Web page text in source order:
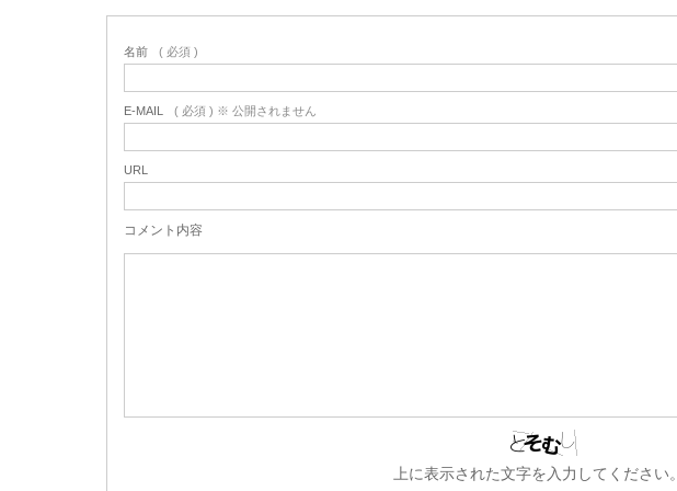
名前 ( 必須 )
E-MAIL ( 必須 ) ※ 公開されません
URL
コメント内容
上に表示された文字を入力してください。